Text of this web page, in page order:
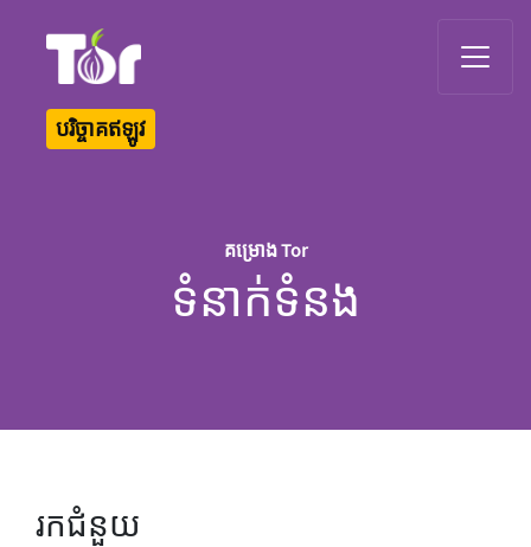
បរិច្ចាគឥឡូវ
គម្រោង Tor
ទំនាក់ទំនង
រកជំនួយ